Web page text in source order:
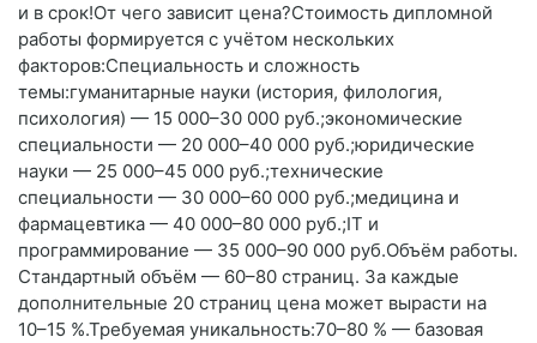
и в срок!От чего зависит цена?Стоимость дипломной
работы формируется с учётом нескольких
факторов:Специальность и сложность
темы:гуманитарные науки (история, филология,
психология) — 15 000–30 000 руб.;экономические
специальности — 20 000–40 000 руб.;юридические
науки — 25 000–45 000 руб.;технические
специальности — 30 000–60 000 руб.;медицина и
фармацевтика — 40 000–80 000 руб.;IT и
программирование — 35 000–90 000 руб.Объём работы.
Стандартный объём — 60–80 страниц. За каждые
дополнительные 20 страниц цена может вырасти на
10–15 %.Требуемая уникальность:70–80 % — базовая